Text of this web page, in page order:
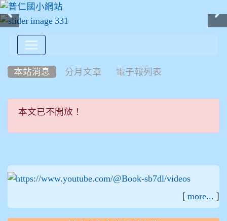
本站消息 分月文章 電子報列表
本文已不開放！
本文已不開放！
[ more... ]